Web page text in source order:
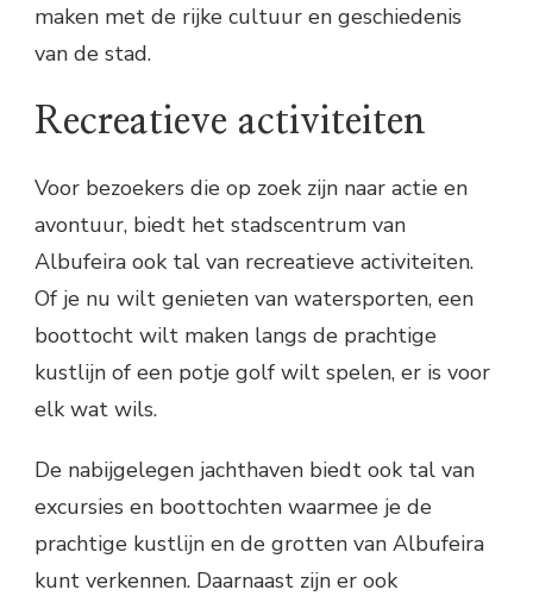
maken met de rijke cultuur en geschiedenis
van de stad.
Recreatieve activiteiten
Voor bezoekers die op zoek zijn naar actie en
avontuur, biedt het stadscentrum van
Albufeira ook tal van recreatieve activiteiten.
Of je nu wilt genieten van watersporten, een
boottocht wilt maken langs de prachtige
kustlijn of een potje golf wilt spelen, er is voor
elk wat wils.
De nabijgelegen jachthaven biedt ook tal van
excursies en boottochten waarmee je de
prachtige kustlijn en de grotten van Albufeira
kunt verkennen. Daarnaast zijn er ook